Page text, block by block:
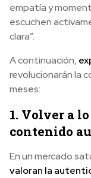
empatía y
escuchen
clara”.
A continuación,
revolucionarán la
meses:
1. Volver a
contenido
En un mercado
valoran la